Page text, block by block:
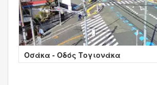
Οσάκα - Οδός Τογιονάκα